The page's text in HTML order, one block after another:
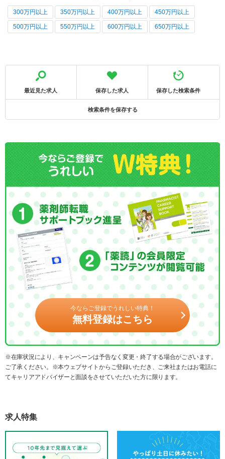
300万円以上 350万円以上 400万円以上 450万円以上
500万円以上 550万円以上 600万円以上 650万円以上
最近見た求人 保存した求人 保存した検索条件
検索条件を保存する
今ならご登録でうれしい特典！
無料登録はこちら
※在庫状況により、キャンペーンは予告なく変更・終了する場合がございます。
ご了承ください。※本ウェブサイトからご登録いただき、ご来社またはお電話に
てキャリアアドバイザーと面談をさせていただいた方に限ります。
求人特集